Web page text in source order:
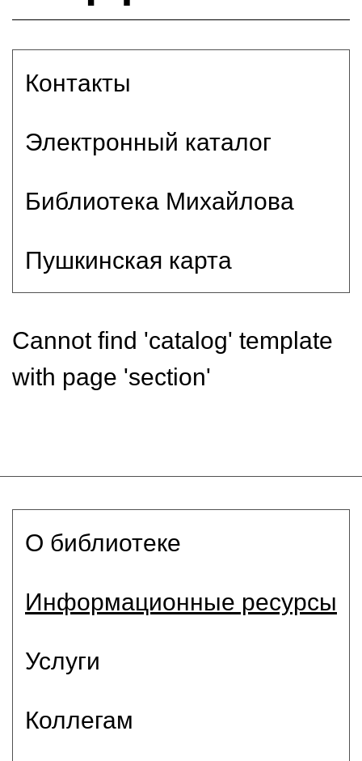
Контакты
Электронный каталог
Библиотека Михайлова
Пушкинская карта
Cannot find 'catalog' template
with page 'section'
О библиотеке
Информационные ресурсы
Услуги
Коллегам